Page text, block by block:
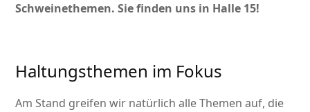
Schweinethemen. Sie finden uns in Halle 15!
Haltungsthemen im Fokus
Am Stand greifen wir natürlich alle Themen auf, die